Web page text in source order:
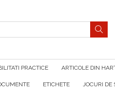
PRACTICE ARTICOLE DIN
ETICHETE JOCURI DE